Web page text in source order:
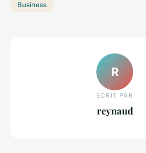
Business
R
ECRIT PAR
reynaud